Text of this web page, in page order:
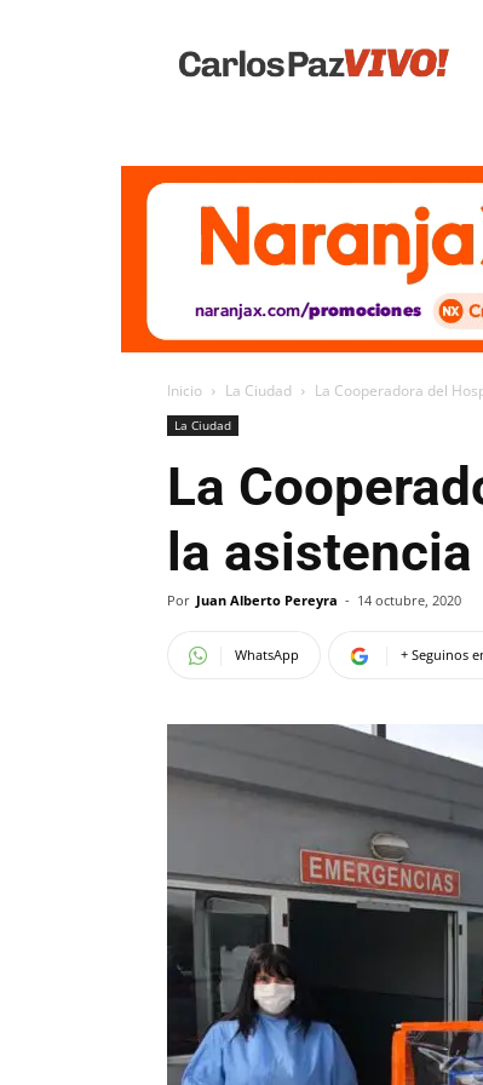
Vivo
Inicio La Ciudad La Cooperadora del
La Ciudad
La
la
Por Juan Alberto Pereyra - 14 octubre, 2020
WhatsApp + Seguinos